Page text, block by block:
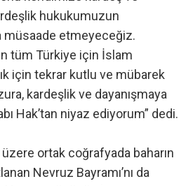
hukukumuzun
etmeyeceğiz.
tüm Türkiye için İslam
için tekrar kutlu ve mübarek
kardeşlik ve dayanışmaya
Hak’tan niyaz ediyorum” dedi.
ortak coğrafyada baharın
Nevruz Bayramı’nı da